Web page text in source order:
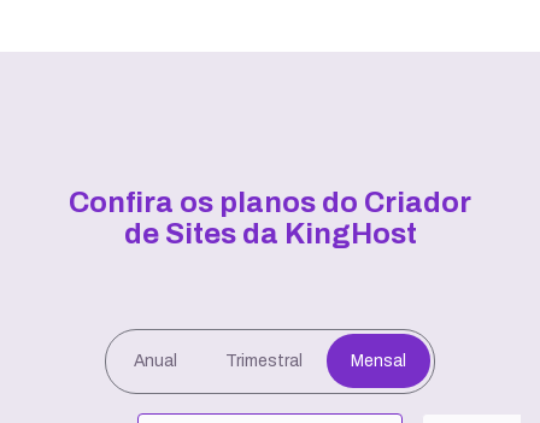
Confira os planos do Criador
de Sites da KingHost
Anual Trimestral Mensal